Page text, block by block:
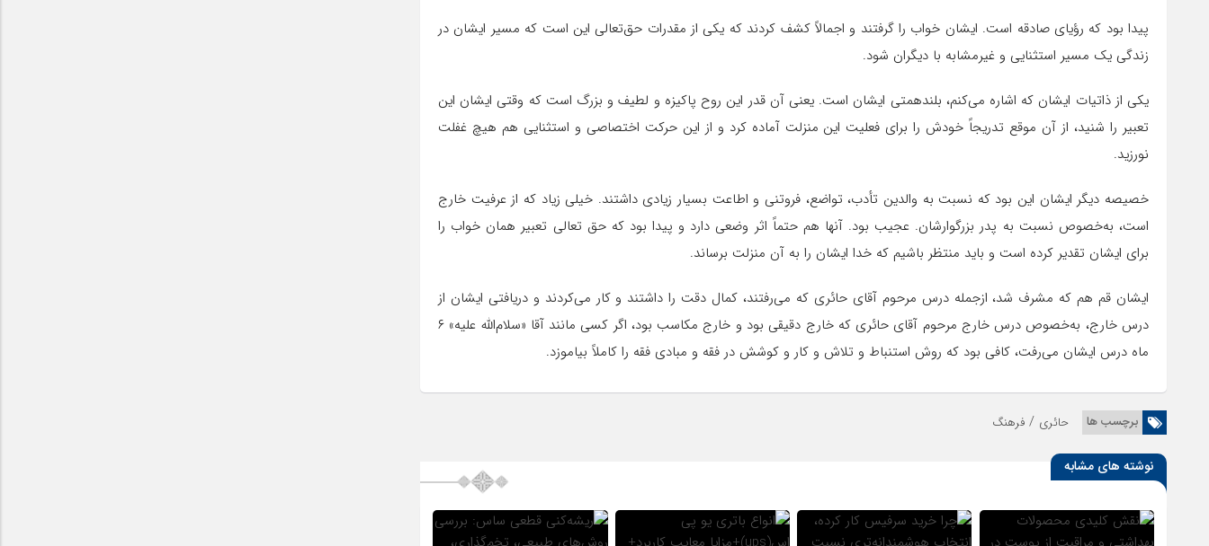
پیدا بود که رؤیای صادقه است. ایشان خواب را گرفتند و اجمالاً کشف کردند که یکی از مقدرات حق‌تعالی این است که مسیر ایشان در
زندگی یک مسیر استثنایی و غیرمشابه با دیگران شود.
یکی از ذاتیات ایشان که اشاره می‌کنم، بلندهمتی ایشان است. یعنی آن‌ قدر این روح پاکیزه و لطیف و بزرگ است که وقتی ایشان این
تعبیر را شنید، از آن موقع تدریجاً خودش را برای فعلیت این منزلت آماده کرد و از این حرکت اختصاصی و استثنایی هم هیچ غفلت
نورزید.
خصیصه دیگر ایشان این بود که نسبت به والدین تأدب، تواضع، فروتنی و اطاعت بسیار زیادی داشتند. خیلی زیاد که از عرفیت خارج
است، به‌خصوص نسبت به پدر بزرگوارشان. عجیب بود. آنها هم حتماً اثر وضعی دارد و پیدا بود که حق تعالی تعبیر همان خواب را
برای ایشان تقدیر کرده است و باید منتظر باشیم که خدا ایشان را به آن منزلت برساند.
ایشان قم هم که مشرف شد، ازجمله درس مرحوم آقای حائری که می‌رفتند، کمال دقت را داشتند و کار می‌کردند و دریافتی ایشان از
درس خارج، به‌خصوص درس خارج مرحوم آقای حائری که خارج دقیقی بود و خارج مکاسب بود، اگر کسی مانند آقا «سلام‌الله علیه» ۶
ماه درس ایشان می‌رفت، کافی بود که روش استنباط و تلاش و کار و کوشش در فقه و مبادی فقه را کاملاً بیاموزد.
برچسب ها حائری / فرهنگ
نوشته های مشابه